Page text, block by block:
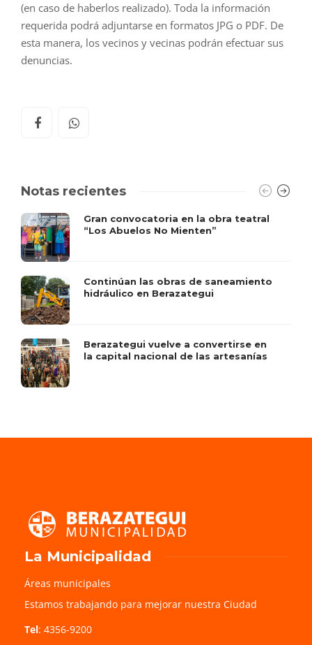
(en caso de haberlos realizado). Toda la información
requerida podrá adjuntarse en formatos JPG o PDF. De
esta manera, los vecinos y vecinas podrán efectuar sus
denuncias.
Notas recientes
Gran convocatoria en la obra teatral
“Los Abuelos No Mienten”
Continúan las obras de saneamiento
hidráulico en Berazategui
Berazategui vuelve a convertirse en
la capital nacional de las artesanías
La Municipalidad
Áreas municipales
Estamos trabajando para mejorar nuestra Ciudad
Tel: 4356-9200